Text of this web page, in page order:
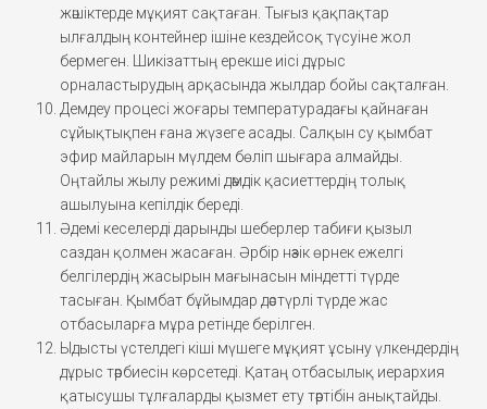
жәшіктерде мұқият сақтаған. Тығыз қақпақтар
ылғалдың контейнер ішіне кездейсоқ түсуіне жол
бермеген. Шикізаттың ерекше иісі дұрыс
орналастырудың арқасында жылдар бойы сақталған.
Демдеу процесі жоғары температурадағы қайнаған
сұйықтықпен ғана жүзеге асады. Салқын су қымбат
эфир майларын мүлдем бөліп шығара алмайды.
Оңтайлы жылу режимі дәмдік қасиеттердің толық
ашылуына кепілдік береді.
Әдемі кеселерді дарынды шеберлер табиғи қызыл
саздан қолмен жасаған. Әрбір нәзік өрнек ежелгі
белгілердің жасырын мағынасын міндетті түрде
тасыған. Қымбат бұйымдар дәстүрлі түрде жас
отбасыларға мұра ретінде берілген.
Ыдысты үстелдегі кіші мүшеге мұқият ұсыну үлкендердің
дұрыс тәрбиесін көрсетеді. Қатаң отбасылық иерархия
қатысушы тұлғаларды қызмет ету тәртібін анықтайды.